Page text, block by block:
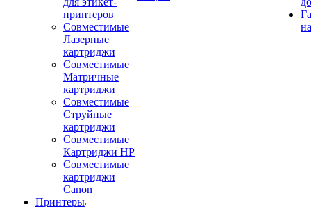
принтеров
Совместимые
Лазерные
картриджи
Совместимые
Матричные
картриджи
Совместимые
Струйные
картриджи
Совместимые
Картриджи HP
Совместимые
картриджи
Canon
Принтеры